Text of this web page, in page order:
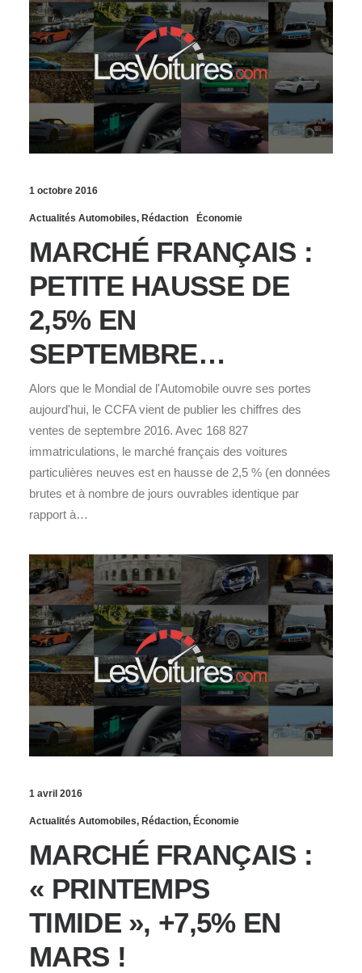
1 octobre 2016
Actualités Automobiles, Rédaction Économie
MARCHÉ FRANÇAIS :
PETITE HAUSSE DE
2,5% EN
SEPTEMBRE…
Alors que le Mondial de l'Automobile ouvre ses portes
aujourd'hui, le CCFA vient de publier les chiffres des
ventes de septembre 2016. Avec 168 827
immatriculations, le marché français des voitures
particulières neuves est en hausse de 2,5 % (en données
brutes et à nombre de jours ouvrables identique par
rapport à…
1 avril 2016
Actualités Automobiles, Rédaction, Économie
MARCHÉ FRANÇAIS :
« PRINTEMPS
TIMIDE », +7,5% EN
MARS !